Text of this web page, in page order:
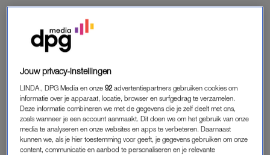
Zanger Thomas Berge is de afgelopen drie jaar maar
liefst dertig kilo afgevallen, zo vertelt hij maandag
tegenover Shownieuws.
De reden? Daar is hij opvallend geheimzinnig over.
THOMAS BERGE
Thomas Berge is nu 36 jaar oud en zegt tegenover het
showbizzprogramma dat hij voor zijn veertigste de “allerfitste
Jouw privacy-instellingen
LINDA., DPG Media en onze92 advertentiepartners gebruiken cookies om
informatie over je apparaat, locatie, browser en surfgedrag te verzamelen.
Deze informatie combineren we met de gegevens die je zelf deelt met ons,
zoals wanneer je een account aanmaakt. Dit doen we om het gebruik van onze
media te analyseren en onze websites en apps te verbeteren. Daarnaast
kunnen we, als je hier toestemming voor geeft, je gegevens gebruiken om onze
content, communicatie en aanbod te personaliseren en je relevante